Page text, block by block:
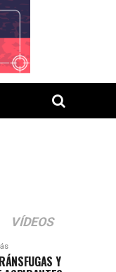
VÍDEOS
Y